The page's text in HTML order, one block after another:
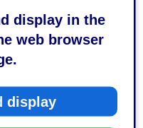
display in the
web browser
display
ったですか？
ふつう